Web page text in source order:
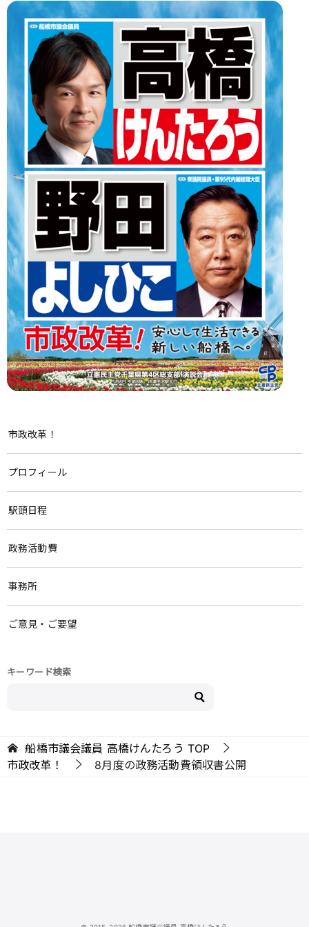
市政改革！
プロフィール
駅頭日程
政務活動費
事務所
ご意見・ご要望
キーワード検索
船橋市議会議員 高橋けんたろう TOP
市政改革！
8月度の政務活動費領収書公開